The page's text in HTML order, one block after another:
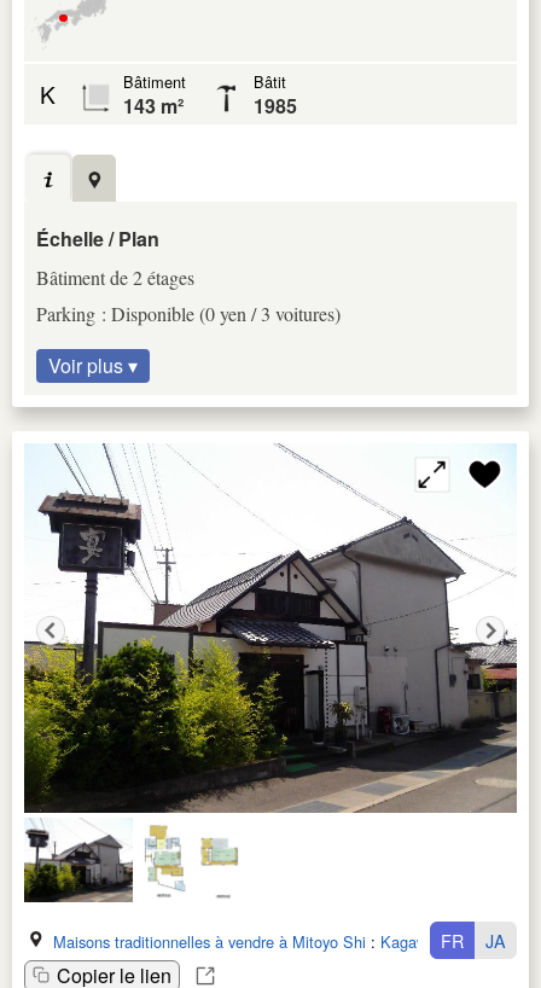
K Bâtiment
143 m²
Bâtit
1985
Échelle / Plan
Bâtiment de 2 étages
Parking : Disponible (0 yen / 3 voitures)
Voir plus ▾
Maisons traditionnelles à vendre à Mitoyo Shi : Kagawa Ken
Copier le lien
FR JA